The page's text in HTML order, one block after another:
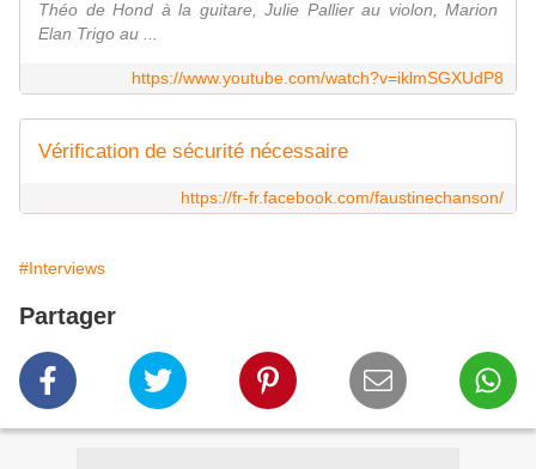
Théo de Hond à la guitare, Julie Pallier au violon, Marion
Elan Trigo au ...
https://www.youtube.com/watch?v=iklmSGXUdP8
Vérification de sécurité nécessaire
https://fr-fr.facebook.com/faustinechanson/
#Interviews
Partager